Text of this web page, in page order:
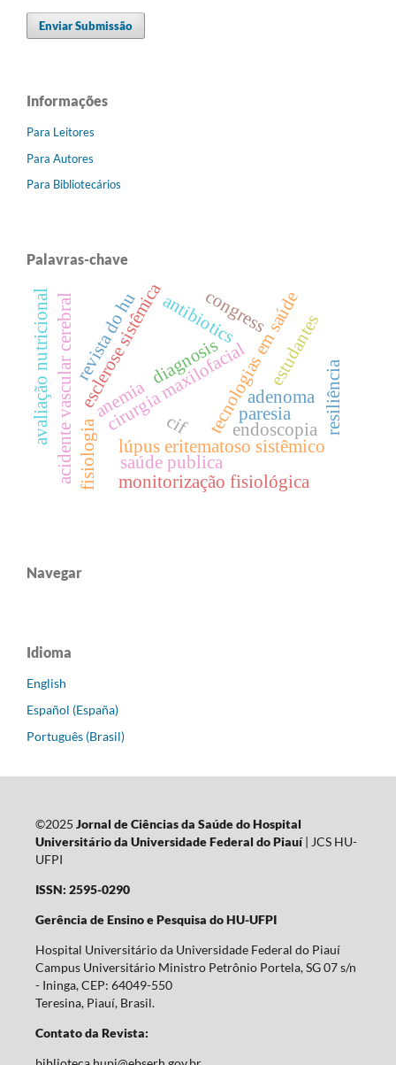
Enviar Submissão
Informações
Para Leitores
Para Autores
Para Bibliotecários
Palavras-chave
adenoma
tecnologias em saúde
esclerose sistêmica
lúpus eritematoso sistêmico
resiliência
cirurgia maxilofacial
saúde publica
paresia
antibiotics
acidente vascular cerebral cif
avaliação nutricional anemia
monitorização fisiológica
endoscopia
estudantes
diagnosis
revista do hu
fisiologia
congress
Navegar
Idioma
English
Español (España)
Português (Brasil)
©2025 Jornal de Ciências da Saúde do Hospital
Universitário da Universidade Federal do Piauí| JCS HU-
UFPI
ISSN: 2595-0290
Gerência de Ensino e Pesquisa do HU-UFPI
Hospital Universitário da Universidade Federal do Piauí
Campus Universitário Ministro Petrônio Portela, SG 07 s/n
- Ininga, CEP: 64049-550
Teresina, Piauí, Brasil.
Contato da Revista: